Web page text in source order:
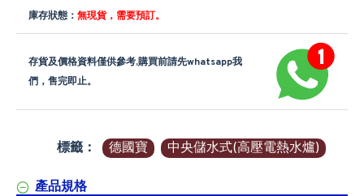
庫存狀態： 無現貨，需要預訂。
存貨及價格資料僅供參考,購買前請先whatsapp我
們，售完即止。
標籤： 德國寶 中央儲水式(高壓電熱水爐)
產品規格